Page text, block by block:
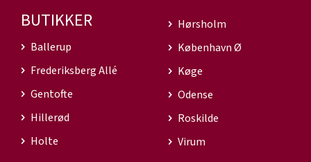
BUTIKKER
Ballerup
Frederiksberg Allé
Gentofte
Hillerød
Holte
Hørsholm
København Ø
Køge
Odense
Roskilde
Virum